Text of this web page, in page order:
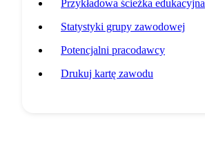
Przykładowa ścieżka edukacyjna
Statystyki grupy zawodowej
Potencjalni pracodawcy
Drukuj kartę zawodu